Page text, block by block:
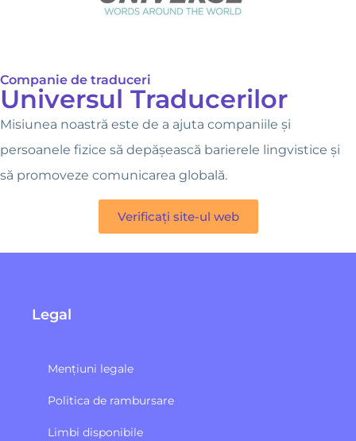
Companie de traduceri
Universul Traducerilor
Misiunea noastră este de a ajuta companiile și
persoanele fizice să depășească barierele lingvistice și
să promoveze comunicarea globală.
Verificați site-ul web
Legal
Mențiuni legale
Politica de rambursare
Limbi disponibile